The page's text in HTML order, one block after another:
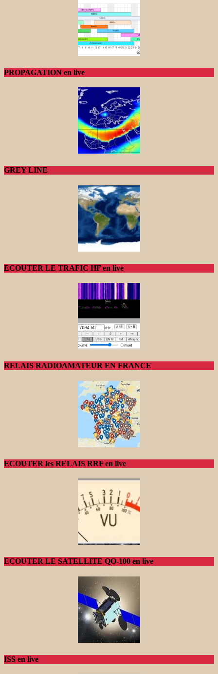
PROPAGATION en live
GREY LINE
ECOUTER LE TRAFIC HF en live
RELAIS RADIOAMATEUR EN FRANCE
ECOUTER les RELAIS RRF en live
ECOUTER LE SATELLITE QO-100 en live
ISS en live